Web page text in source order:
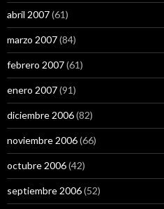
abril 2007(61)
marzo 2007(84)
febrero 2007(61)
enero 2007(91)
diciembre 2006(82)
noviembre 2006(66)
octubre 2006(42)
septiembre 2006(52)